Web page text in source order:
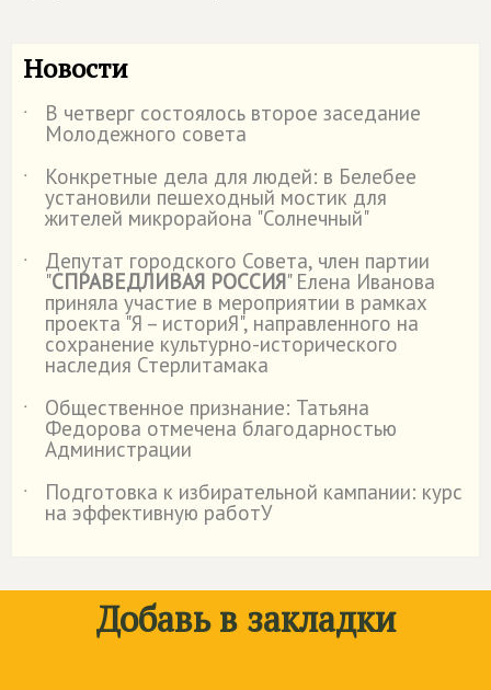
Новости
˙ В четверг состоялось второе заседание
Молодежного совета
˙
Конкретные дела для людей: в Белебее
установили пешеходный мостик для
жителей микрорайона "Солнечный"
˙
Депутат городского Совета, член партии
"СПРАВЕДЛИВАЯ РОССИЯ" Елена Иванова
приняла участие в мероприятии в рамках
проекта "Я – историЯ", направленного на
сохранение культурно-исторического
наследия Стерлитамака
˙
Общественное признание: Татьяна
Федорова отмечена благодарностью
Администрации
˙
Подготовка к избирательной кампании: курс
на эффективную работУ
Добавь в закладки